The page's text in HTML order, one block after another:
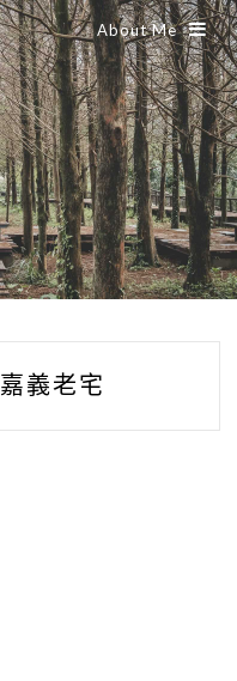
About Me
嘉義老宅